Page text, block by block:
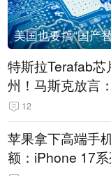
特斯拉Terafab
州！马斯克放言
回美国
12
苹果拿下高端手
额：iPhone 17